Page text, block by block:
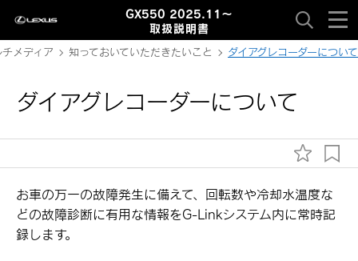
GX550 2025.11～
取扱説明書
チメディア 知っておいていただきたいこと ダイアグレコーダーについて
ダイアグレコーダーについて
お車の万一の故障発生に備えて、回転数や冷却水温度な
どの故障診断に有用な情報をG-Linkシステム内に常時記
録します。